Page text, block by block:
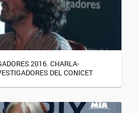
2016. CHARLA-
DEL CONICET